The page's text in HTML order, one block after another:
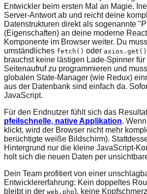
Entwickler beim ersten Mal an Magie.
Server-Antwort ab und reicht deine
Datenstrukturen direkt als sogenannte
(Eigenschaften) an deine moderne
Komponente im Browser weiter. Du
umständliches fetch() oder axios.get()
brauchst keine lästigen Lade-Spinner
Seitenaufruf zu programmieren und
globalen State-Manager (wie Redux)
aus der Datenbank sind einfach da.
JavaScript.
Für den Endnutzer fühlt sich das
pfeilschnelle, native Applikation.
klickt, wird der Browser nicht mehr
berüchtigte weiße Bildschirm).
Hintergrund nur die kleine JavaScript-
holt sich die neuen Daten per
Dein Team profitiert von einer
Entwicklererfahrung: Kein doppeltes
bleibt in der web.php), keine